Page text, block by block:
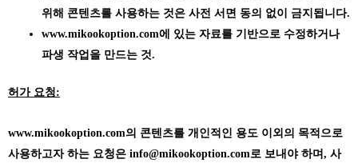
위해 콘텐츠를 사용하는 것은 사전 서면 동의 없이 금지됩니다.
www.mikookoption.com에
있는 자료를 기반으로 수정하거나
파생 작업을 만드는 것.
허가 요청:
www.mikookoption.com의 콘텐츠를 개인적인 용도 이외의 목적으로
사용하고자 하는 요청은 info@mikookoption.com로 보내야 하며, 사